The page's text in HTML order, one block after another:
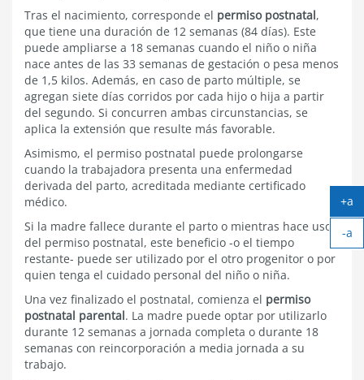
Tras el nacimiento, corresponde el permiso postnatal,
que tiene una duración de 12 semanas (84 días). Este
puede ampliarse a 18 semanas cuando el niño o niña
nace antes de las 33 semanas de gestación o pesa menos
de 1,5 kilos. Además, en caso de parto múltiple, se
agregan siete días corridos por cada hijo o hija a partir
del segundo. Si concurren ambas circunstancias, se
aplica la extensión que resulte más favorable.
Asimismo, el permiso postnatal puede prolongarse
cuando la trabajadora presenta una enfermedad
derivada del parto, acreditada mediante certificado
médico.
Si la madre fallece durante el parto o mientras hace uso
del permiso postnatal, este beneficio -o el tiempo
restante- puede ser utilizado por el otro progenitor o por
quien tenga el cuidado personal del niño o niña.
Una vez finalizado el postnatal, comienza el permiso
postnatal parental. La madre puede optar por utilizarlo
durante 12 semanas a jornada completa o durante 18
semanas con reincorporación a media jornada a su
trabajo.
+a
-a